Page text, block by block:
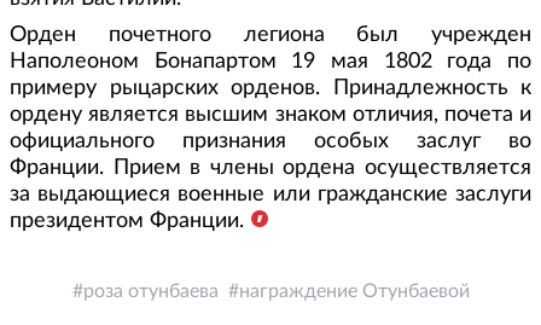
Орден почетного легиона был учрежден
Наполеоном Бонапартом 19 мая 1802 года по
примеру рыцарских орденов. Принадлежность к
ордену является высшим знаком отличия, почета и
официального признания особых заслуг во
Франции. Прием в члены ордена осуществляется
за выдающиеся военные или гражданские заслуги
президентом Франции.
роза отунбаева награждение Отунбаевой